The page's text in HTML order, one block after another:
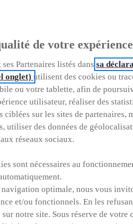
l'occasion idéale :
?
Quel est votre
Prix / Loyer
de votre
Partenaires listés dans sa
onglet) utilisent des cookies ou
ou votre tablette, afin de
utilisateur, réaliser des
ciblées sur les sites de partenaires,
utiliser des données de
réseaux sociaux.
sont nécessaires au
navigation optimale, nous vous
et/ou fonctionnels. En les
notre site. Sous réserve de votre